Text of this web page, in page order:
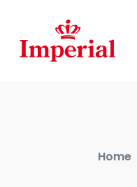
main
content
Home